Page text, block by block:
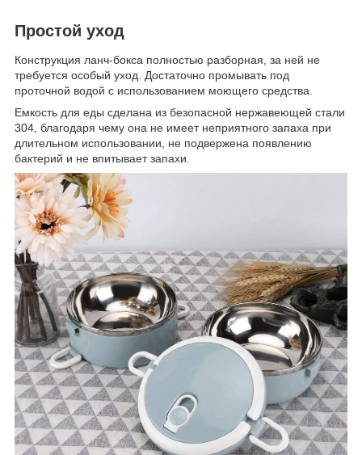
Простой уход
Конструкция ланч-бокса полностью разборная, за ней не
требуется особый уход. Достаточно промывать под
проточной водой с использованием моющего средства.
Емкость для еды сделана из безопасной нержавеющей стали
304, благодаря чему она не имеет неприятного запаха при
длительном использовании, не подвержена появлению
бактерий и не впитывает запахи.